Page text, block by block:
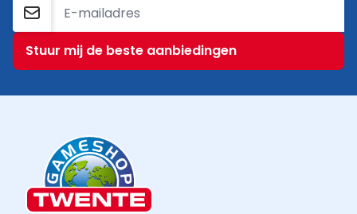
E-mailadres
Stuur mij de beste aanbiedingen